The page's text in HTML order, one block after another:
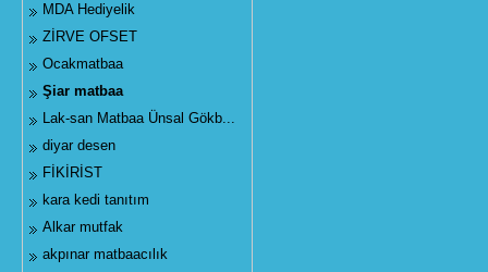
MDA Hediyelik
ZİRVE OFSET
Ocakmatbaa
Şiar matbaa
Lak-san Matbaa Ünsal Gökb...
diyar desen
FİKİRİST
kara kedi tanıtım
Alkar mutfak
akpınar matbaacılık